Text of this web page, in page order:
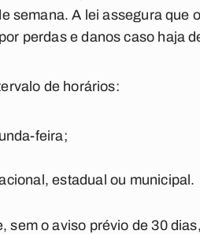
semana. A lei assegura que
perdas e danos caso haja
de horários:
feira;
estadual ou municipal.
sem o aviso prévio de 30